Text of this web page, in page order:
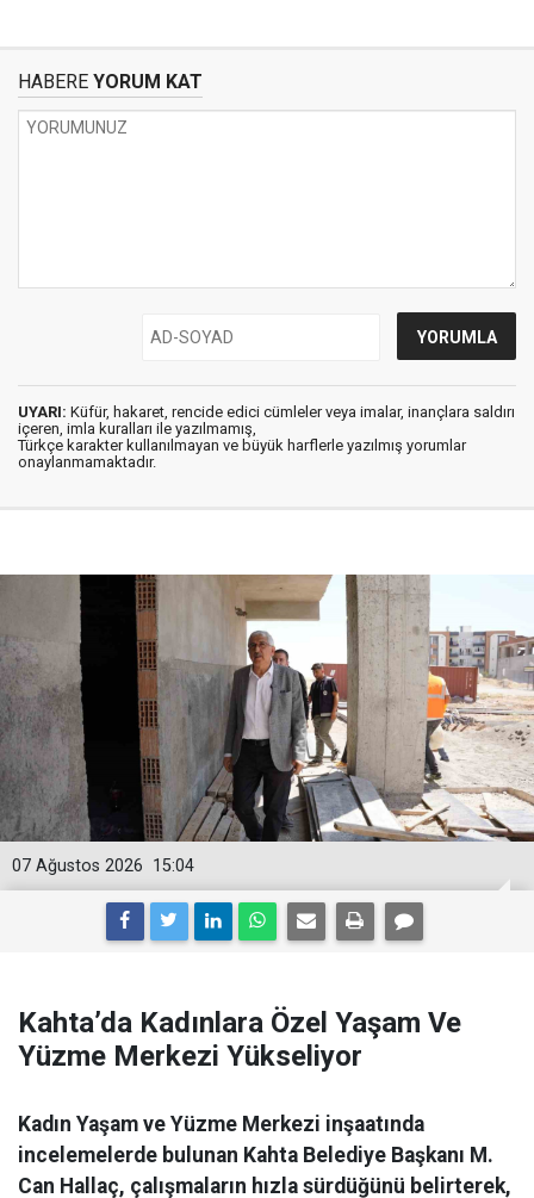
HABERE YORUM KAT
UYARI: Küfür, hakaret, rencide edici cümleler veya imalar, inançlara saldırı
içeren, imla kuralları ile yazılmamış,
Türkçe karakter kullanılmayan ve büyük harflerle yazılmış yorumlar
onaylanmamaktadır.
15:04
07 Ağustos 2026
Kahta’da Kadınlara Özel Yaşam Ve
Yüzme Merkezi Yükseliyor
Kadın Yaşam ve Yüzme Merkezi inşaatında
incelemelerde bulunan Kahta Belediye Başkanı M.
Can Hallaç, çalışmaların hızla sürdüğünü belirterek,